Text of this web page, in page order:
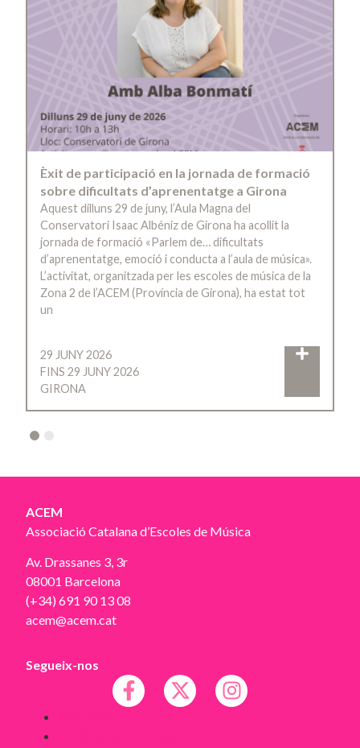
Èxit de participació en la jornada de formació
sobre dificultats d’aprenentatge a Girona
Aquest dilluns 29 de juny, l’Aula Magna del
Conservatori Isaac Albéniz de Girona ha acollit la
jornada de formació «Parlem de… dificultats
d’aprenentatge, emoció i conducta a l’aula de música».
L’activitat, organitzada per les escoles de música de la
Zona 2 de l’ACEM (Província de Girona), ha estat tot
un
29 JUNY 2026
FINS 29 JUNY 2026
GIRONA
ACEM
Associació Catalana d’Escoles de Música
Av. Drassanes 3, 3r
08001 Barcelona
(+34) 691 90 13 08
acem@acem.cat
Segueix-nos